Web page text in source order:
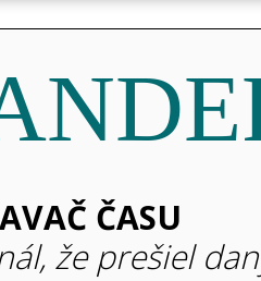
ČASU
že prešiel